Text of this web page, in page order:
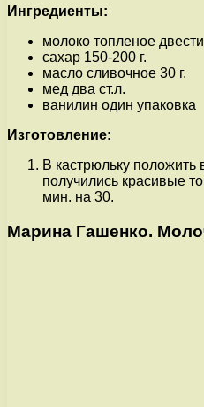
Ингредиенты:
молоко топленое
сахар 150-200 г.
масло сливочное 30 г.
мед два ст.л.
ванилин один упаковка
Изготовление:
В кастрюльку
получились красивые
мин. на 30.
Марина Гашенко.